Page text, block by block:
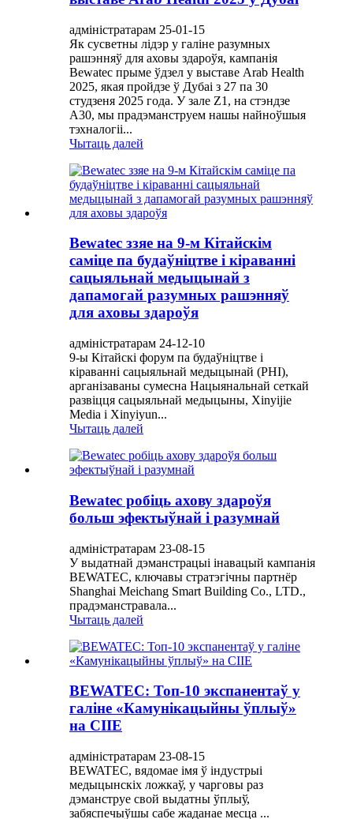
адміністратарам 25-01-15
Як сусветны лідэр у галіне разумных
рашэнняў для аховы здароўя, кампанія
Bewatec прыме ўдзел у выставе Arab Health
2025, якая пройдзе ў Дубаі з 27 па 30
студзеня 2025 года. У зале Z1, на стэндзе
A30, мы прадэманструем нашы найноўшыя
тэхналогіі...
Чытаць далей
Bewatec ззяе на 9-м Кітайскім
саміце па будаўніцтве і кіраванні
сацыяльнай медыцынай з
дапамогай разумных рашэнняў
для аховы здароўя
адміністратарам 24-12-10
9-ы Кітайскі форум па будаўніцтве і
кіраванні сацыяльнай медыцынай (PHI),
арганізаваны сумесна Нацыянальнай сеткай
развіцця сацыяльнай медыцыны, Xinyijie
Media і Xinyiyun...
Чытаць далей
Bewatec робіць ахову здароўя
больш эфектыўнай і разумнай
адміністратарам 23-08-15
У выдатнай дэманстрацыі інавацый кампанія
BEWATEC, ключавы стратэгічны партнёр
Shanghai Meichang Smart Building Co., LTD.,
прадэманстравала...
Чытаць далей
BEWATEC: Топ-10 экспанентаў у
галіне «Камунікацыйны ўплыў»
на CIIE
адміністратарам 23-08-15
BEWATEC, вядомае імя ў індустрыі
медыцынскіх ложкаў, у чарговы раз
дэманструе свой выдатны ўплыў,
забяспечыўшы сабе жаданае месца ...